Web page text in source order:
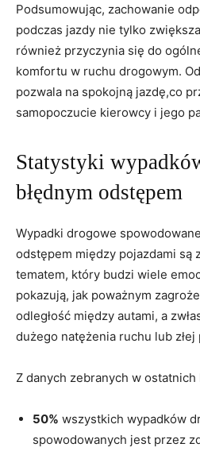
Podsumowując, ‌zachowanie
podczas ⁣jazdy nie tylko
również przyczynia się⁤ do
komfortu w ruchu drogowym.
pozwala na ‌spokojną jazdę,co
⁣samopoczucie kierowcy‌ i jego
Statystyki
błędnym odstępem
Wypadki drogowe
odstępem między pojazdami są
tematem, ‍który budzi wiele
pokazują, jak poważnym
⁣odległość⁤ między autami, a
dużego natężenia ruchu lub złej
Z danych zebranych w ostatnich
50% wszystkich wypadków
spowodowanych⁣ jest przez